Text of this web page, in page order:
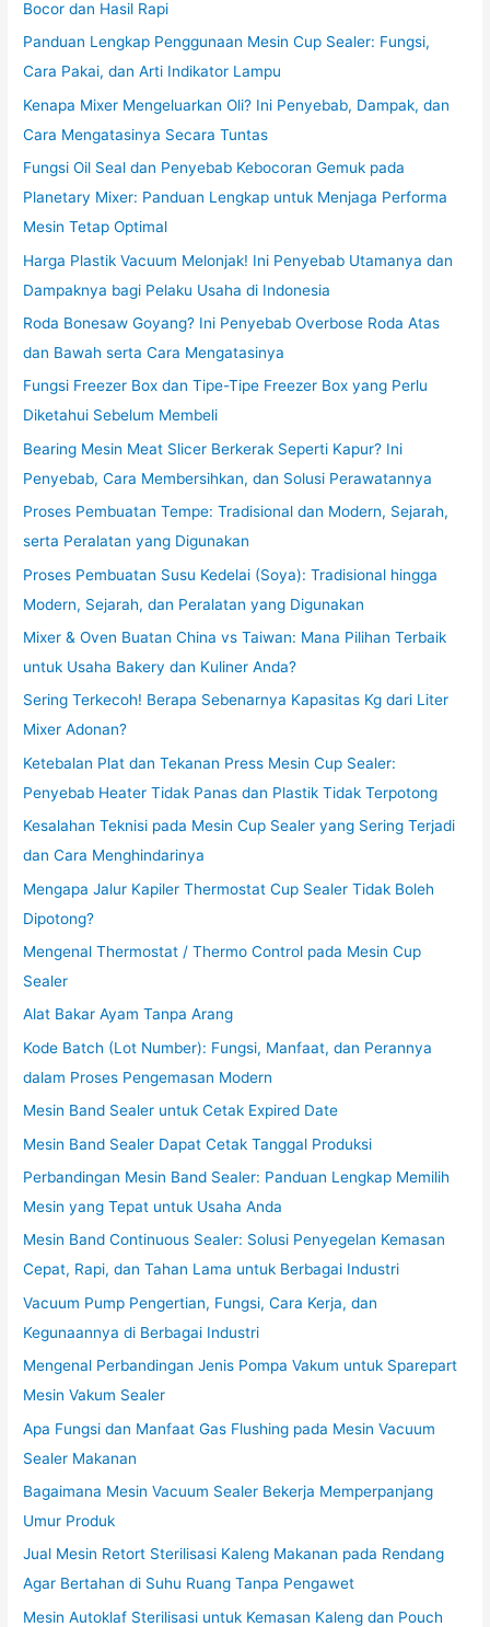
Bocor dan Hasil Rapi
Panduan Lengkap Penggunaan Mesin Cup Sealer: Fungsi,
Cara Pakai, dan Arti Indikator Lampu
Kenapa Mixer Mengeluarkan Oli? Ini Penyebab, Dampak, dan
Cara Mengatasinya Secara Tuntas
Fungsi Oil Seal dan Penyebab Kebocoran Gemuk pada
Planetary Mixer: Panduan Lengkap untuk Menjaga Performa
Mesin Tetap Optimal
Harga Plastik Vacuum Melonjak! Ini Penyebab Utamanya dan
Dampaknya bagi Pelaku Usaha di Indonesia
Roda Bonesaw Goyang? Ini Penyebab Overbose Roda Atas
dan Bawah serta Cara Mengatasinya
Fungsi Freezer Box dan Tipe-Tipe Freezer Box yang Perlu
Diketahui Sebelum Membeli
Bearing Mesin Meat Slicer Berkerak Seperti Kapur? Ini
Penyebab, Cara Membersihkan, dan Solusi Perawatannya
Proses Pembuatan Tempe: Tradisional dan Modern, Sejarah,
serta Peralatan yang Digunakan
Proses Pembuatan Susu Kedelai (Soya): Tradisional hingga
Modern, Sejarah, dan Peralatan yang Digunakan
Mixer & Oven Buatan China vs Taiwan: Mana Pilihan Terbaik
untuk Usaha Bakery dan Kuliner Anda?
Sering Terkecoh! Berapa Sebenarnya Kapasitas Kg dari Liter
Mixer Adonan?
Ketebalan Plat dan Tekanan Press Mesin Cup Sealer:
Penyebab Heater Tidak Panas dan Plastik Tidak Terpotong
Kesalahan Teknisi pada Mesin Cup Sealer yang Sering Terjadi
dan Cara Menghindarinya
Mengapa Jalur Kapiler Thermostat Cup Sealer Tidak Boleh
Dipotong?
Mengenal Thermostat / Thermo Control pada Mesin Cup
Sealer
Alat Bakar Ayam Tanpa Arang
Kode Batch (Lot Number): Fungsi, Manfaat, dan Perannya
dalam Proses Pengemasan Modern
Mesin Band Sealer untuk Cetak Expired Date
Mesin Band Sealer Dapat Cetak Tanggal Produksi
Perbandingan Mesin Band Sealer: Panduan Lengkap Memilih
Mesin yang Tepat untuk Usaha Anda
Mesin Band Continuous Sealer: Solusi Penyegelan Kemasan
Cepat, Rapi, dan Tahan Lama untuk Berbagai Industri
Vacuum Pump Pengertian, Fungsi, Cara Kerja, dan
Kegunaannya di Berbagai Industri
Mengenal Perbandingan Jenis Pompa Vakum untuk Sparepart
Mesin Vakum Sealer
Apa Fungsi dan Manfaat Gas Flushing pada Mesin Vacuum
Sealer Makanan
Bagaimana Mesin Vacuum Sealer Bekerja Memperpanjang
Umur Produk
Jual Mesin Retort Sterilisasi Kaleng Makanan pada Rendang
Agar Bertahan di Suhu Ruang Tanpa Pengawet
Mesin Autoklaf Sterilisasi untuk Kemasan Kaleng dan Pouch